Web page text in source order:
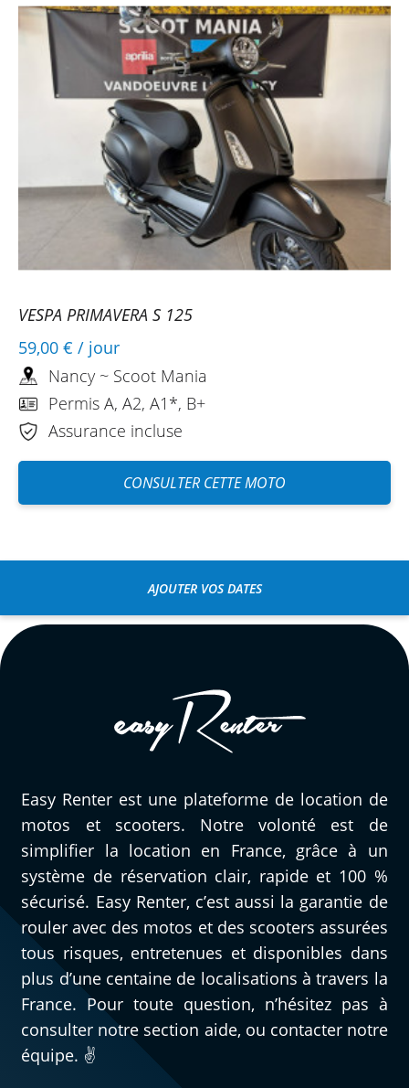
VESPA PRIMAVERA S 125
59,00 € / jour
Nancy ~ Scoot Mania
Permis A, A2, A1*, B+
Assurance incluse
CONSULTER CETTE MOTO
AJOUTER VOS DATES
Easy Renter est une plateforme de location de
motos et scooters. Notre volonté est de
simplifier la location en France, grâce à un
système de réservation clair, rapide et 100 %
sécurisé. Easy Renter, c’est aussi la garantie de
rouler avec des motos et des scooters assurées
tous risques, entretenues et disponibles dans
plus d’une centaine de localisations à travers la
France. Pour toute question, n’hésitez pas à
consulter notre section aide, ou contacter notre
équipe. ✌️